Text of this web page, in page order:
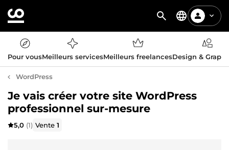
Pour vousMeilleurs servicesMeilleurs freelancesDesign &
WordPress
Je vais créer votre site WordPress
professionnel sur-mesure
5,0 (1) Vente1